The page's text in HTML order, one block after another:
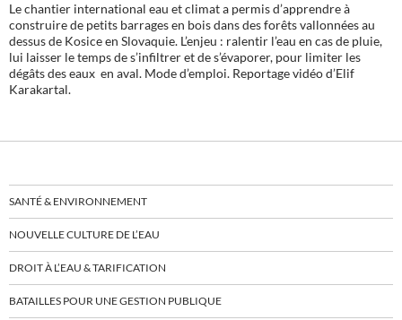
Le chantier international eau et climat a permis d’apprendre à
construire de petits barrages en bois dans des forêts vallonnées au
dessus de Kosice en Slovaquie. L’enjeu : ralentir l’eau en cas de pluie,
lui laisser le temps de s’infiltrer et de s’évaporer, pour limiter les
dégâts des eaux en aval. Mode d’emploi. Reportage vidéo d’Elif
Karakartal.
SANTÉ & ENVIRONNEMENT
NOUVELLE CULTURE DE L’EAU
DROIT À L’EAU & TARIFICATION
BATAILLES POUR UNE GESTION PUBLIQUE